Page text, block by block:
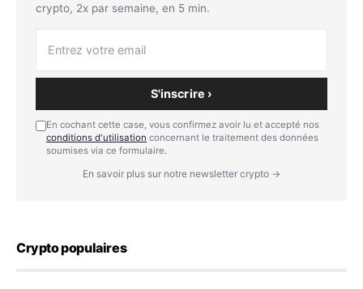
crypto, 2x par semaine, en 5 min.
S'inscrire ›
En cochant cette case, vous confirmez avoir lu et accepté nos
conditions d'utilisation concernant le traitement des données
soumises via ce formulaire.
En savoir plus sur notre newsletter crypto →
Crypto populaires